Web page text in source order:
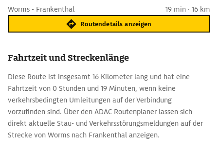
Worms - Frankenthal 19 min · 16 km
Routendetails anzeigen
Fahrtzeit und Streckenlänge
Diese Route ist insgesamt 16 Kilometer lang und hat eine
Fahrtzeit von 0 Stunden und 19 Minuten, wenn keine
verkehrsbedingten Umleitungen auf der Verbindung
vorzufinden sind. Über den ADAC Routenplaner lassen sich
direkt aktuelle Stau- und Verkehrsstörungsmeldungen auf der
Strecke von Worms nach Frankenthal anzeigen.